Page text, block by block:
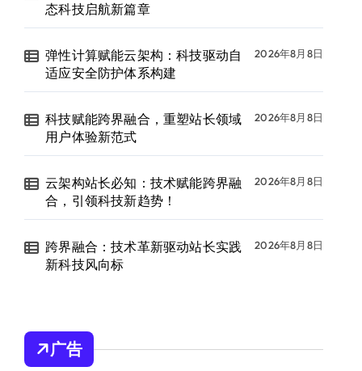
态科技启航新篇章
弹性计算赋能云架构：科技驱动自
适应安全防护体系构建
2026年8月8日
科技赋能跨界融合，重塑站长领域
用户体验新范式
2026年8月8日
云架构站长必知：技术赋能跨界融
合，引领科技新趋势！
2026年8月8日
跨界融合：技术革新驱动站长实践
新科技风向标
2026年8月8日
广告